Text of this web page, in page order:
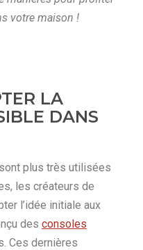
votre maison !
LA
DANS
plus très utilisées
les créateurs de
l’idée initiale aux
des consoles
Ces dernières